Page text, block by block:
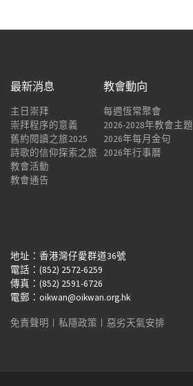
最新消息
主日崇拜
崇拜程序的意義
舊約閱讀之旅2025
詩歌的信仰探索之旅
教會活動
教會通告
教會動向
每週恆常聚會
2026-2028年教會主題
2026年每月金句
2026年行事曆
地址：香港灣仔愛群道36號
電話：(852) 2572-6259
傳真：(852) 2591-6726
電郵：oikwan@oikwan.org.hk
免責聲明 ︱ 私隱政策 ︱ 惡劣天氣安排